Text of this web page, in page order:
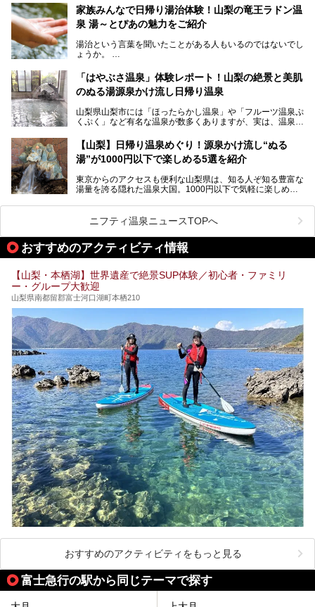
今回は足元湧出の混浴温泉である「かくし湯大岩風呂」をは
じめ、湯治棟である「別館神泉」を中心に「古湯坊 源泉
舘」の全貌を徹底紹介します。
から、一人泊でも6,000円台から宿泊可能です。
しかし、最大の魅力は“温泉そのもの”でしょう。自家源泉を
統の単純温泉は、入浴すると実にサッパリ爽快。日帰り入浴
不可なこともあり、全国の温泉ファンがこの温泉を求めて
では循環濾過の沸かし湯が一般的ですが、ここは本物の極上
温泉。まさに価格破壊と言えるクオリティです。
室や無料朝食などをご紹介。温泉通が口を揃えて絶賛する神
コスパ宿の全貌を徹底解説します！
家族みんなで日帰り湯治体験！山梨の竜王ラドン温
泉 湯～とぴあの魅力をご紹介
湯治という言葉を聞いたことがある人もいるのではないでし
ょうか。
なかなか体験できない、湯治体験が日帰りでできる温浴施設
が山梨にあります。
ぴあ」の魅力をご紹介します。
提供元：株式会社湯ーとぴあ【PR】
この記事は株式会社湯ーとぴあのPRレポート記事です。
「はやぶさ温泉」体験レポート！山梨の絶景と美肌
のぬる湯源泉かけ流し日帰り温泉
山梨県山梨市には「ほったらかし温泉」や「フルーツ温泉ぷ
くぷく」など有名な温泉が数多くありますが、実は、温泉マ
です。今回紹介する「はやぶさ温泉」も、そのひとつ。温泉
はもちろん、絶景や地元食材を活かしたグルメも堪能できま
す。
します。
【山梨】日帰り温泉めぐり！源泉かけ流し“ぬる
湯”が1000円以下で楽しめる5選を紹介
東京からのアクセスも便利な山梨県は、知る人ぞ知る豊富な
湯量を誇る隠れた温泉大国。1000円以下で気軽に楽しめ
も、これからの季節に嬉しい、じんわりと体の芯まで温ま
る“ぬる湯”が豊富なのも魅力。今回は、湯質も抜群で心ゆく
までリラックスできる山梨のお得な日帰り温泉を、実際体験
した感想と共に紹介します。
※ぬる湯とは35℃～39℃程度の体温に近いぬるめ温泉のこ
ニフティ温泉ニュースTOPへ
おすすめのアクティビティ情報
【山梨・本栖湖】世界遺産で絶景SUP体験／初心者・ファミリ
ー・グループ大歓迎
山梨県南都留郡富士河口湖町本栖210
おすすめのアクティビティをもっと見る
富士急行の駅から同じテーマで探す